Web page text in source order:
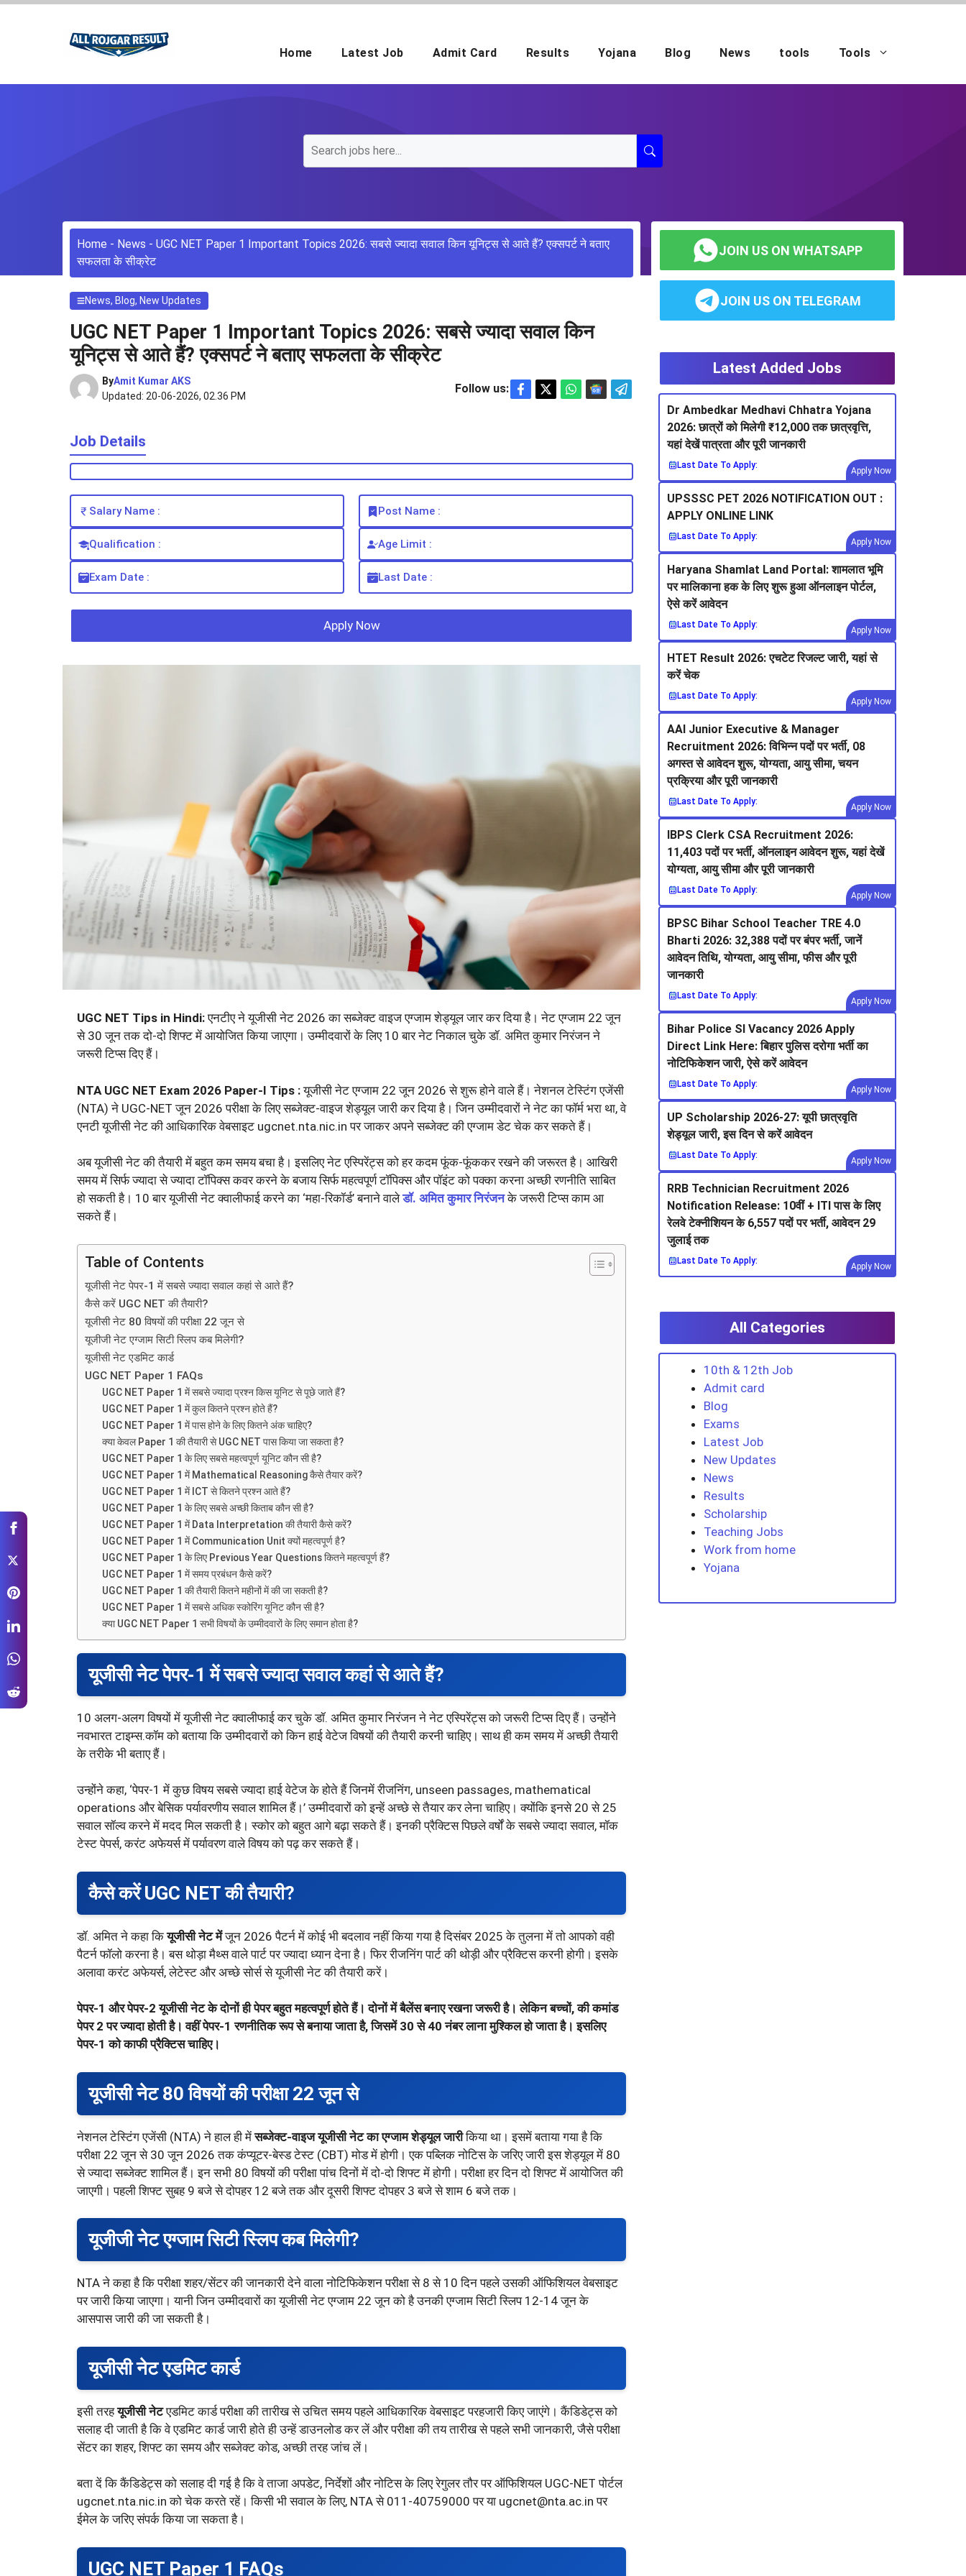
Skip
Home Latest Job Admit Card Results Yojana Blog News tools Tools
Home - News - UGC NET Paper 1 Important Topics 2026: सबसे ज्यादा सवाल किन यूनिट्स से आते हैं? एक्सपर्ट ने बताए
सफलता के सीक्रेट
News, Blog, New Updates
UGC NET Paper 1 Important Topics 2026: सबसे ज्यादा सवाल किन
यूनिट्स से आते हैं? एक्सपर्ट ने बताए सफलता के सीक्रेट
ByAmit Kumar AKS
Updated: 20-06-2026, 02.36 PM
Follow us:
Job Details
Salary Name : Post Name :
Qualification : Age Limit :
Exam Date : Last Date :
Apply Now
UGC NET Tips in Hindi:एनटीए ने यूजीसी नेट 2026 का सब्जेक्ट वाइज एग्जाम शेड्यूल जार कर दिया है। नेट एग्जाम 22 जून
से 30 जून तक दो-दो शिफ्ट में आयोजित किया जाएगा। उम्मीदवारों के लिए 10 बार नेट निकाल चुके डॉ. अमित कुमार निरंजन ने
जरूरी टिप्स दिए हैं।
NTA UGC NET Exam 2026 Paper-I Tips :यूजीसी नेट एग्जाम 22 जून 2026 से शुरू होने वाले हैं। नेशनल टेस्टिंग एजेंसी
(NTA) ने UGC-NET जून 2026 परीक्षा के लिए सब्जेक्ट-वाइज शेड्यूल जारी कर दिया है। जिन उम्मीदवारों ने नेट का फॉर्म भरा था, वे
एनटी यूजीसी नेट की आधिकारिक वेबसाइट ugcnet.nta.nic.in पर जाकर अपने सब्जेक्ट की एग्जाम डेट चेक कर सकते हैं।
अब यूजीसी नेट की तैयारी में बहुत कम समय बचा है। इसलिए नेट एस्पिरेंट्स को हर कदम फूंक-फूंककर रखने की जरूरत है। आखिरी
समय में सिर्फ ज्यादा से ज्यादा टॉपिक्स कवर करने के बजाय सिर्फ महत्वपूर्ण टॉपिक्स और पॉइंट को पक्का करना अच्छी रणनीति साबित
हो सकती है। 10 बार यूजीसी नेट क्वालीफाई करने का ‘महा-रिकॉर्ड’ बनाने वालेडॉ. अमित कुमार निरंजनके जरूरी टिप्स काम आ
सकते हैं।
Table of Contents
यूजीसी नेट पेपर-1 में सबसे ज्यादा सवाल कहां से आते हैं?
कैसे करें UGC NET की तैयारी?
यूजीसी नेट 80 विषयों की परीक्षा 22 जून से
यूजीजी नेट एग्जाम सिटी स्लिप कब मिलेगी?
यूजीसी नेट एडमिट कार्ड
UGC NET Paper 1 FAQs
UGC NET Paper 1 में सबसे ज्यादा प्रश्न किस यूनिट से पूछे जाते हैं?
UGC NET Paper 1 में कुल कितने प्रश्न होते हैं?
UGC NET Paper 1 में पास होने के लिए कितने अंक चाहिए?
क्या केवल Paper 1 की तैयारी से UGC NET पास किया जा सकता है?
UGC NET Paper 1 के लिए सबसे महत्वपूर्ण यूनिट कौन सी है?
UGC NET Paper 1 में Mathematical Reasoning कैसे तैयार करें?
UGC NET Paper 1 में ICT से कितने प्रश्न आते हैं?
UGC NET Paper 1 के लिए सबसे अच्छी किताब कौन सी है?
UGC NET Paper 1 में Data Interpretation की तैयारी कैसे करें?
UGC NET Paper 1 में Communication Unit क्यों महत्वपूर्ण है?
UGC NET Paper 1 के लिए Previous Year Questions कितने महत्वपूर्ण हैं?
UGC NET Paper 1 में समय प्रबंधन कैसे करें?
UGC NET Paper 1 की तैयारी कितने महीनों में की जा सकती है?
UGC NET Paper 1 में सबसे अधिक स्कोरिंग यूनिट कौन सी है?
क्या UGC NET Paper 1 सभी विषयों के उम्मीदवारों के लिए समान होता है?
यूजीसी नेट पेपर-1 में सबसे ज्यादा सवाल कहां से आते हैं?
10 अलग-अलग विषयों में यूजीसी नेट क्वालीफाई कर चुके डॉ. अमित कुमार निरंजन ने नेट एस्पिरेंट्स को जरूरी टिप्स दिए हैं। उन्होंने
नवभारत टाइम्स.कॉम को बताया कि उम्मीदवारों को किन हाई वेटेज विषयों की तैयारी करनी चाहिए। साथ ही कम समय में अच्छी तैयारी
के तरीके भी बताए हैं।
उन्होंने कहा, ‘पेपर-1 में कुछ विषय सबसे ज्यादा हाई वेटेज के होते हैं जिनमें रीजनिंग, unseen passages, mathematical
operations और बेसिक पर्यावरणीय सवाल शामिल हैं।’ उम्मीदवारों को इन्हें अच्छे से तैयार कर लेना चाहिए। क्योंकि इनसे 20 से 25
सवाल सॉल्व करने में मदद मिल सकती है। स्कोर को बहुत आगे बढ़ा सकते हैं। इनकी प्रैक्टिस पिछले वर्षों के सबसे ज्यादा सवाल, मॉक
टेस्ट पेपर्स, करंट अफेयर्स में पर्यावरण वाले विषय को पढ़ कर सकते हैं।
कैसे करें UGC NET की तैयारी?
डॉ. अमित ने कहा कियूजीसी नेट मेंजून 2026 पैटर्न में कोई भी बदलाव नहीं किया गया है दिसंबर 2025 के तुलना में तो आपको वही
पैटर्न फॉलो करना है। बस थोड़ा मैथ्स वाले पार्ट पर ज्यादा ध्यान देना है। फिर रीजनिंग पार्ट की थोड़ी और प्रैक्टिस करनी होगी। इसके
अलावा करंट अफेयर्स, लेटेस्ट और अच्छे सोर्स से यूजीसी नेट की तैयारी करें।
पेपर-1 और पेपर-2 यूजीसी नेट के दोनों ही पेपर बहुत महत्वपूर्ण होते हैं। दोनों में बैलेंस बनाए रखना जरूरी है। लेकिन बच्चों, की कमांड
पेपर 2 पर ज्यादा होती है। वहीं पेपर-1 रणनीतिक रूप से बनाया जाता है, जिसमें 30 से 40 नंबर लाना मुश्किल हो जाता है। इसलिए
पेपर-1 को काफी प्रैक्टिस चाहिए।
यूजीसी नेट 80 विषयों की परीक्षा 22 जून से
नेशनल टेस्टिंग एजेंसी (NTA) ने हाल ही मेंसब्जेक्ट-वाइज यूजीसी नेट का एग्जाम शेड्यूल जारीकिया था। इसमें बताया गया है कि
परीक्षा 22 जून से 30 जून 2026 तक कंप्यूटर-बेस्ड टेस्ट (CBT) मोड में होगी। एक पब्लिक नोटिस के जरिए जारी इस शेड्यूल में 80
से ज्यादा सब्जेक्ट शामिल हैं। इन सभी 80 विषयों की परीक्षा पांच दिनों में दो-दो शिफ्ट में होगी। परीक्षा हर दिन दो शिफ्ट में आयोजित की
जाएगी। पहली शिफ्ट सुबह 9 बजे से दोपहर 12 बजे तक और दूसरी शिफ्ट दोपहर 3 बजे से शाम 6 बजे तक।
यूजीजी नेट एग्जाम सिटी स्लिप कब मिलेगी?
NTA ने कहा है कि परीक्षा शहर/सेंटर की जानकारी देने वाला नोटिफिकेशन परीक्षा से 8 से 10 दिन पहले उसकी ऑफिशियल वेबसाइट
पर जारी किया जाएगा। यानी जिन उम्मीदवारों का यूजीसी नेट एग्जाम 22 जून को है उनकी एग्जाम सिटी स्लिप 12-14 जून के
आसपास जारी की जा सकती है।
यूजीसी नेट एडमिट कार्ड
इसी तरहयूजीसी नेटएडमिट कार्ड परीक्षा की तारीख से उचित समय पहले आधिकारिक वेबसाइट परहजारी किए जाएंगे। कैंडिडेट्स को
सलाह दी जाती है कि वे एडमिट कार्ड जारी होते ही उन्हें डाउनलोड कर लें और परीक्षा की तय तारीख से पहले सभी जानकारी, जैसे परीक्षा
सेंटर का शहर, शिफ्ट का समय और सब्जेक्ट कोड, अच्छी तरह जांच लें।
बता दें कि कैंडिडेट्स को सलाह दी गई है कि वे ताजा अपडेट, निर्देशों और नोटिस के लिए रेगुलर तौर पर ऑफिशियल UGC-NET पोर्टल
ugcnet.nta.nic.in को चेक करते रहें। किसी भी सवाल के लिए, NTA से 011-40759000 पर या ugcnet@nta.ac.in पर
ईमेल के जरिए संपर्क किया जा सकता है।
UGC NET Paper 1 FAQs
JOIN US ON WHATSAPP
JOIN US ON TELEGRAM
Latest Added Jobs
Dr Ambedkar Medhavi Chhatra Yojana
2026: छात्रों को मिलेगी ₹12,000 तक छात्रवृत्ति,
यहां देखें पात्रता और पूरी जानकारी
Last Date To Apply:
Apply Now
UPSSSC PET 2026 NOTIFICATION OUT :
APPLY ONLINE LINK
Last Date To Apply:
Apply Now
Haryana Shamlat Land Portal: शामलात भूमि
पर मालिकाना हक के लिए शुरू हुआ ऑनलाइन पोर्टल,
ऐसे करें आवेदन
Last Date To Apply:
Apply Now
HTET Result 2026: एचटेट रिजल्ट जारी, यहां से
करें चेक
Last Date To Apply:
Apply Now
AAI Junior Executive & Manager
Recruitment 2026: विभिन्न पदों पर भर्ती, 08
अगस्त से आवेदन शुरू, योग्यता, आयु सीमा, चयन
प्रक्रिया और पूरी जानकारी
Last Date To Apply:
Apply Now
IBPS Clerk CSA Recruitment 2026:
11,403 पदों पर भर्ती, ऑनलाइन आवेदन शुरू, यहां देखें
योग्यता, आयु सीमा और पूरी जानकारी
Last Date To Apply:
Apply Now
BPSC Bihar School Teacher TRE 4.0
Bharti 2026: 32,388 पदों पर बंपर भर्ती, जानें
आवेदन तिथि, योग्यता, आयु सीमा, फीस और पूरी
जानकारी
Last Date To Apply:
Apply Now
Bihar Police SI Vacancy 2026 Apply
Direct Link Here: बिहार पुलिस दरोगा भर्ती का
नोटिफिकेशन जारी, ऐसे करें आवेदन
Last Date To Apply:
Apply Now
UP Scholarship 2026-27: यूपी छात्रवृति
शेड्यूल जारी, इस दिन से करें आवेदन
Last Date To Apply:
Apply Now
RRB Technician Recruitment 2026
Notification Release: 10वीं + ITI पास के लिए
रेलवे टेक्नीशियन के 6,557 पदों पर भर्ती, आवेदन 29
जुलाई तक
Last Date To Apply:
Apply Now
All Categories
10th & 12th Job
Admit card
Blog
Exams
Latest Job
New Updates
News
Results
Scholarship
Teaching Jobs
Work from home
Yojana